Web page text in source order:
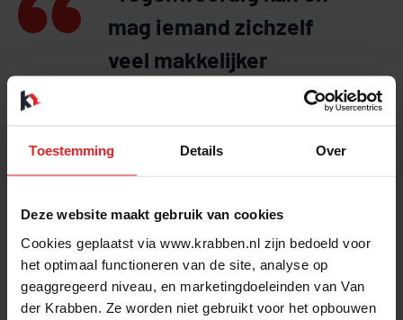
Toestemming Details Over
Deze website maakt gebruik van cookies
Cookies geplaatst via www.krabben.nl zijn bedoeld voor
het optimaal functioneren van de site, analyse op
geaggregeerd niveau, en marketingdoeleinden van Van
der Krabben. Ze worden niet gebruikt voor het opbouwen
mag iemand zichzelf
veel makkelijker
makelaar noemen dan
Joris: “Natuurlijk, maar tegenwoordig kan en mag iemand
zichzelf veel makkelijker makelaar noemen dan vroeger. De
NVM is naast een ledenvereniging ook belangrijk voor
vertegenwoordiging van de vastgoedbranche geworden.
Een organisatie die de belangen van makelaars behartigt.